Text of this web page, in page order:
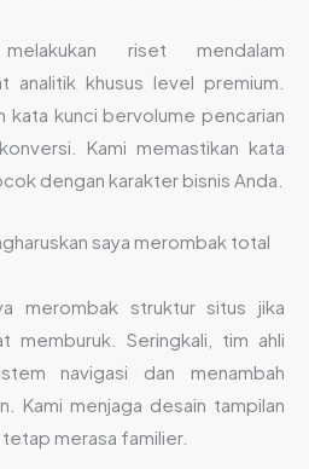
riset mendalam
analitik khusus level premium.
kata kunci bervolume pencarian
Kami memastikan kata
dengan karakter bisnis Anda.
saya merombak total
merombak struktur situs jika
memburuk. Seringkali, tim ahli
navigasi dan menambah
Kami menjaga desain tampilan
merasa familier.